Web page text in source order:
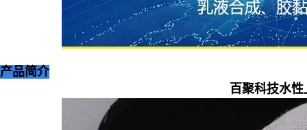
产品简介
百聚科技水